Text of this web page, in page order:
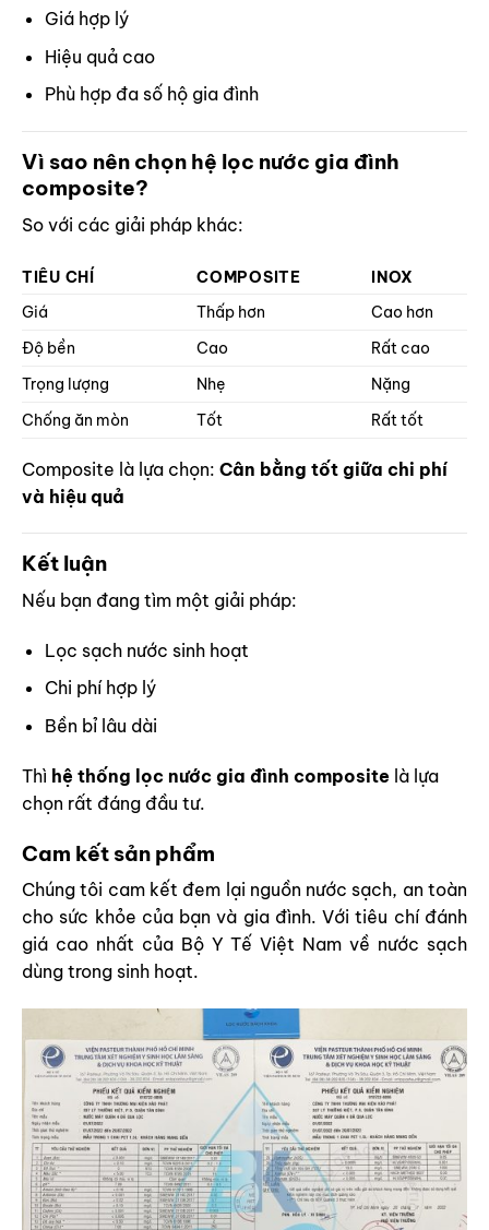
Giá hợp lý
Hiệu quả cao
Phù hợp đa số hộ gia đình
Vì sao nên chọn hệ lọc nước gia đình
composite?
So với các giải pháp khác:
TIÊU CHÍ COMPOSITE
INOX
Giá
Thấp hơn
Cao hơn
Độ bền
Cao
Rất cao
Trọng lượng
Nhẹ
Nặng
Chống ăn mòn
Tốt Rất tốt
Composite là lựa chọn: Cân bằng tốt giữa chi phí
và hiệu quả
Kết luận
Nếu bạn đang tìm một giải pháp:
Lọc sạch nước sinh hoạt
Chi phí hợp lý
Bền bỉ lâu dài
Thì hệ thống lọc nước gia đình composite là lựa
chọn rất đáng đầu tư.
Cam kết sản phẩm
Chúng tôi cam kết đem lại nguồn nước sạch, an toàn
cho sức khỏe của bạn và gia đình. Với tiêu chí đánh
giá cao nhất của Bộ Y Tế Việt Nam về nước sạch
dùng trong sinh hoạt.